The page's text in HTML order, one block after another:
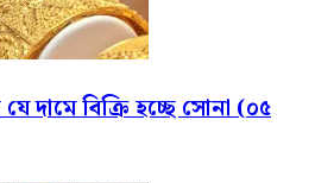
দামে বিক্রি হচ্ছে সোনা (০৫